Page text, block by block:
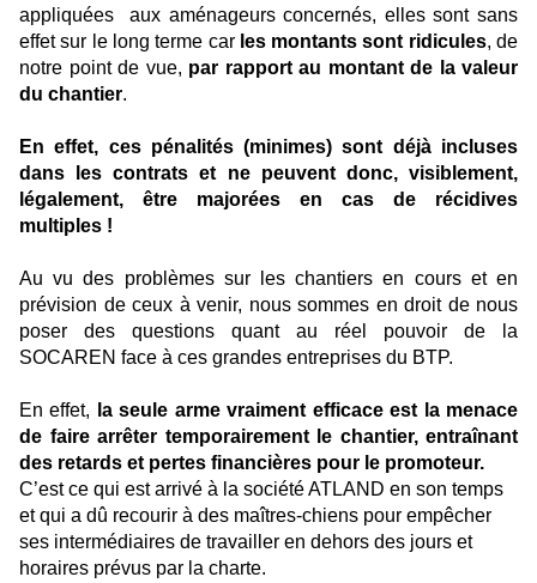
appliquées aux aménageurs concernés, elles sont sans
effet sur le long terme carles montants sont ridicules, de
notre point de vue, par rapport au montant de la valeur
du chantier.
En effet, ces pénalités (minimes) sont déjà incluses
dans les contrats et ne peuvent donc, visiblement,
légalement, être majorées en cas de récidives
multiples !
Au vu des problèmes sur les chantiers en cours et en
prévision de ceux à venir, nous sommes en droit de nous
poser des questions quant au réel pouvoir de la
SOCAREN face à ces grandes entreprises du BTP.
En effet, la seule arme vraiment efficace est la menace
de faire arrêter temporairement le chantier, entraînant
des retards et pertes financières pour le promoteur.
C’est ce qui est arrivé à la société ATLAND en son temps
et qui a dû recourir à des maîtres-chiens pour empêcher
ses intermédiaires de travailler en dehors des jours et
horaires prévus par la charte.